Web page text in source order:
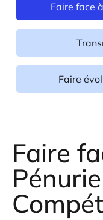
Faire face
Faire
Faire